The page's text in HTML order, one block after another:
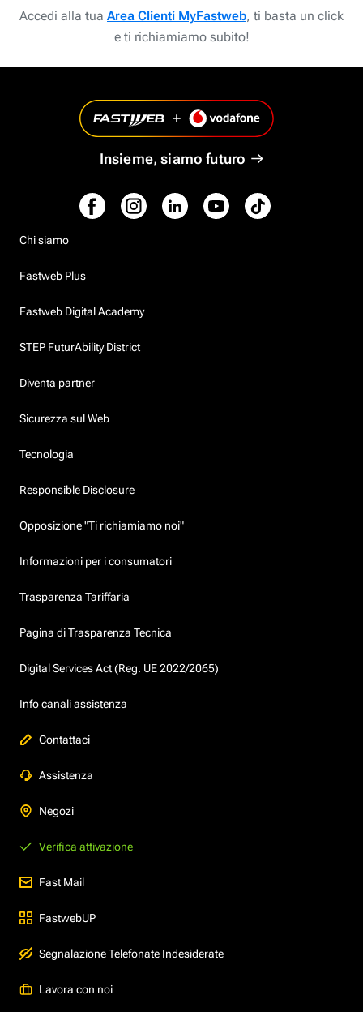
Accedi alla tua Area Clienti MyFastweb, ti basta un click
e ti richiamiamo subito!
Insieme, siamo futuro
Chi siamo
Fastweb Plus
Fastweb Digital Academy
STEP FuturAbility District
Diventa partner
Sicurezza sul Web
Tecnologia
Responsible Disclosure
Opposizione "Ti richiamiamo noi"
Informazioni per i consumatori
Trasparenza Tariffaria
Pagina di Trasparenza Tecnica
Digital Services Act (Reg. UE 2022/2065)
Info canali assistenza
Contattaci
Assistenza
Negozi
Verifica attivazione
Fast Mail
FastwebUP
Segnalazione Telefonate Indesiderate
Lavora con noi